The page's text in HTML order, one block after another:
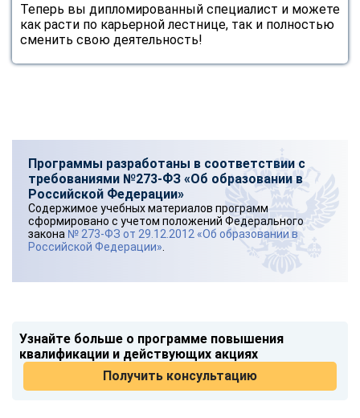
Теперь вы дипломированный специалист и можете
как расти по карьерной лестнице, так и полностью
сменить свою деятельность!
Программы разработаны в соответствии с
требованиями №273-ФЗ «Об образовании в
Российской Федерации»
Содержимое учебных материалов программ
сформировано с учетом положений Федерального
закона № 273-ФЗ от 29.12.2012 «Об образовании в
Российской Федерации»
Узнайте больше о программе повышения
квалификации и действующих акциях
Получить консультацию